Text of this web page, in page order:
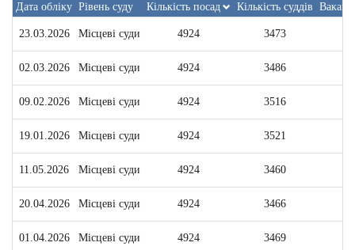
Дата обліку Рівень суду Кількість посад Кількість суддів
23.03.2026 Місцеві суди 4924 3473
02.03.2026 Місцеві суди 4924 3486
09.02.2026 Місцеві суди 4924 3516
19.01.2026 Місцеві суди 4924 3521
11.05.2026 Місцеві суди 4924 3460
20.04.2026 Місцеві суди 4924 3466
01.04.2026 Місцеві суди 4924 3469